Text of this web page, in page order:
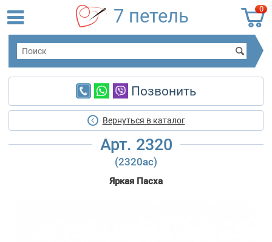
0
7 петель
Позвонить
Вернуться в каталог
Арт. 2320
(2320ас)
Яркая Пасха